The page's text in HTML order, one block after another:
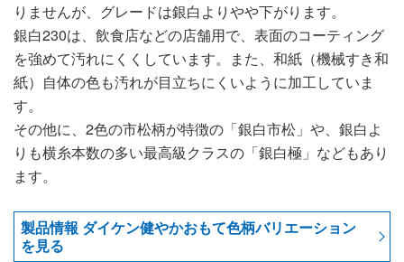
りませんが、グレードは銀白よりやや下がります。
銀白230は、飲食店などの店舗用で、表面のコーティング
を強めて汚れにくくしています。また、和紙（機械すき和
紙）自体の色も汚れが目立ちにくいように加工していま
す。
その他に、2色の市松柄が特徴の「銀白市松」や、銀白よ
りも横糸本数の多い最高級クラスの「銀白極」などもあり
ます。
製品情報 ダイケン健やかおもて色柄バリエーション
を見る